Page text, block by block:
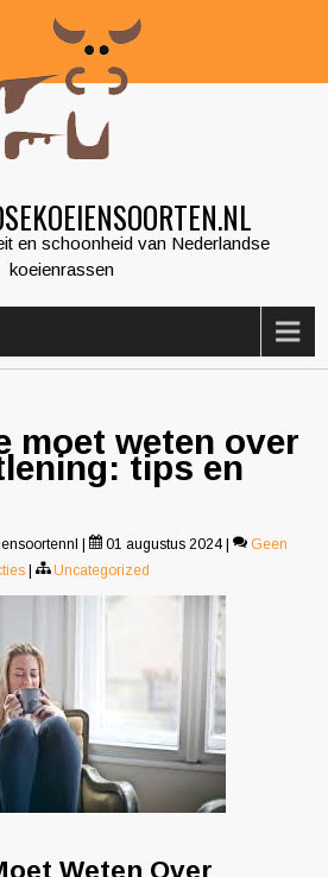
en schoonheid van Nederlandse
koeienrassen
moet weten over
tips en
01 augustus 2024
Geen
Uncategorized
Weten Over